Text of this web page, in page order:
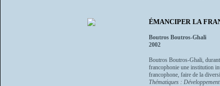
ÉMANCIPER LA
Boutros Boutros-Ghali
2002
Boutros Boutros-Ghali,
francophonie une institution
francophone, faire de la
Thématiques : Développement